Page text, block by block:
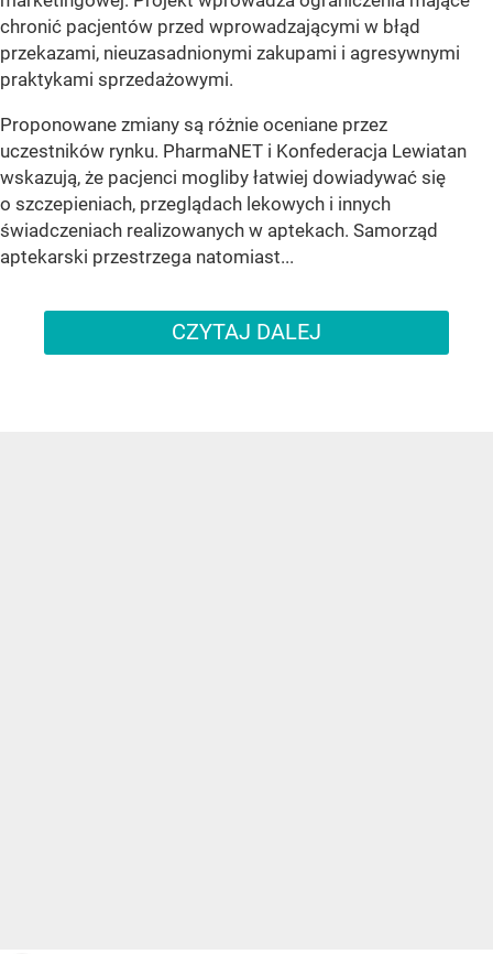
chronić pacjentów przed wprowadzającymi w błąd
przekazami, nieuzasadnionymi zakupami i agresywnymi
praktykami sprzedażowymi.
Proponowane zmiany są różnie oceniane przez
uczestników rynku. PharmaNET i Konfederacja Lewiatan
wskazują, że pacjenci mogliby łatwiej dowiadywać się
o szczepieniach, przeglądach lekowych i innych
świadczeniach realizowanych w aptekach. Samorząd
aptekarski przestrzega natomiast...
CZYTAJ DALEJ